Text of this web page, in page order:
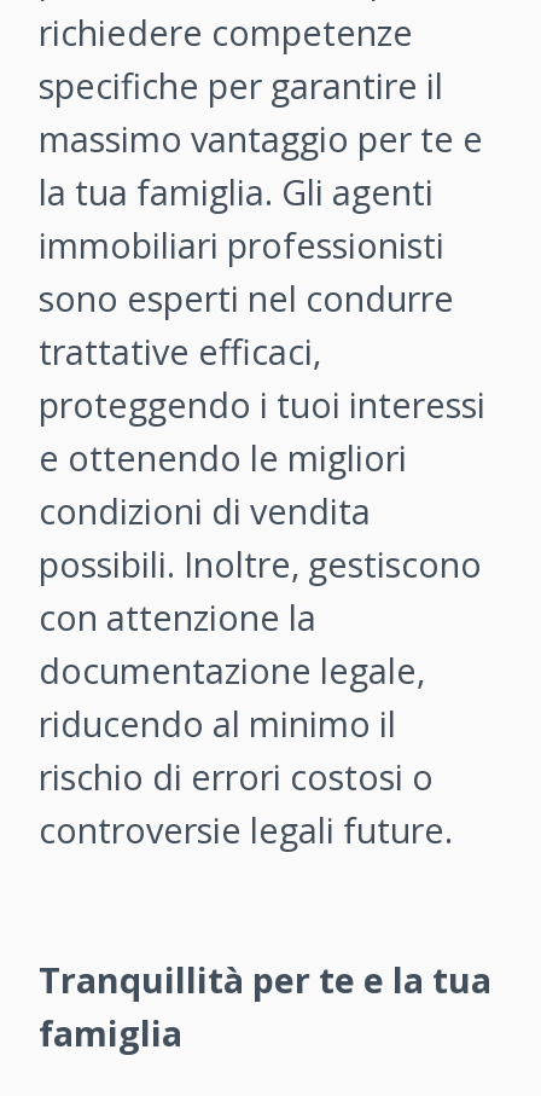
richiedere competenze
specifiche per garantire il
massimo vantaggio per te e
la tua famiglia. Gli agenti
immobiliari professionisti
sono esperti nel condurre
trattative efficaci,
proteggendo i tuoi interessi
e ottenendo le migliori
condizioni di vendita
possibili. Inoltre, gestiscono
con attenzione la
documentazione legale,
riducendo al minimo il
rischio di errori costosi o
controversie legali future.
Tranquillità per te e la tua
famiglia